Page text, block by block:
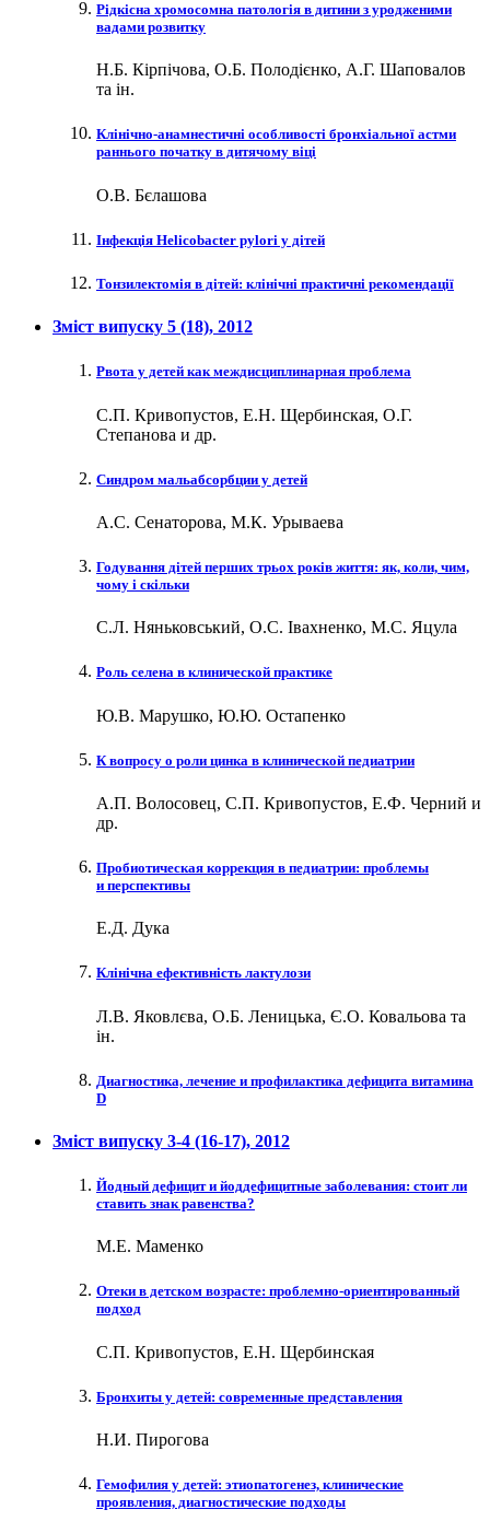
Рідкісна хромосомна патологія в дитини з уродженими
вадами розвитку
Н.Б. Кірпічова, О.Б. Полодієнко, А.Г. Шаповалов
та ін.
Клінічно-анамнестичні особливості бронхіальної астми
раннього початку в дитячому віці
О.В. Бєлашова
Інфекція Helicobacter pylori у дітей
Тонзилектомія в дітей: клінічні практичні рекомендації
Зміст випуску 5 (18), 2012
Рвота у детей как междисциплинарная проблема
С.П. Кривопустов, Е.Н. Щербинская, О.Г.
Степанова и др.
Синдром мальабсорбции у детей
А.С. Сенаторова, М.К. Урываева
Годування дітей перших трьох років життя: як, коли, чим,
чому і скільки
С.Л. Няньковський, О.С. Івахненко, М.С. Яцула
Роль селена в клинической практике
Ю.В. Марушко, Ю.Ю. Остапенко
К вопросу о роли цинка в клинической педиатрии
А.П. Волосовец, С.П. Кривопустов, Е.Ф. Черний и
др.
Пробиотическая коррекция в педиатрии: проблемы
и перспективы
Е.Д. Дука
Клінічна ефективність лактулози
Л.В. Яковлєва, О.Б. Леницька, Є.О. Ковальова та
ін.
Диагностика, лечение и профилактика дефицита витамина
D
Зміст випуску 3-4 (16-17), 2012
Йодный дефицит и йоддефицитные заболевания: стоит ли
ставить знак равенства?
М.Е. Маменко
Отеки в детском возрасте: проблемно-ориентированный
подход
С.П. Кривопустов, Е.Н. Щербинская
Бронхиты у детей: современные представления
Н.И. Пирогова
Гемофилия у детей: этиопатогенез, клинические
проявления, диагностические подходы